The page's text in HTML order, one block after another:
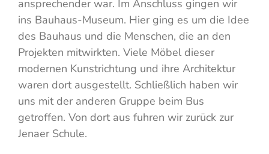
ansprechender war. Im Anschluss gingen wir
ins Bauhaus-Museum. Hier ging es um die Idee
des Bauhaus und die Menschen, die an den
Projekten mitwirkten. Viele Möbel dieser
modernen Kunstrichtung und ihre Architektur
waren dort ausgestellt. Schließlich haben wir
uns mit der anderen Gruppe beim Bus
getroffen. Von dort aus fuhren wir zurück zur
Jenaer Schule.